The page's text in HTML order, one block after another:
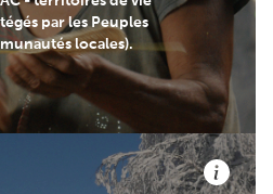
par les Peuples
locales).